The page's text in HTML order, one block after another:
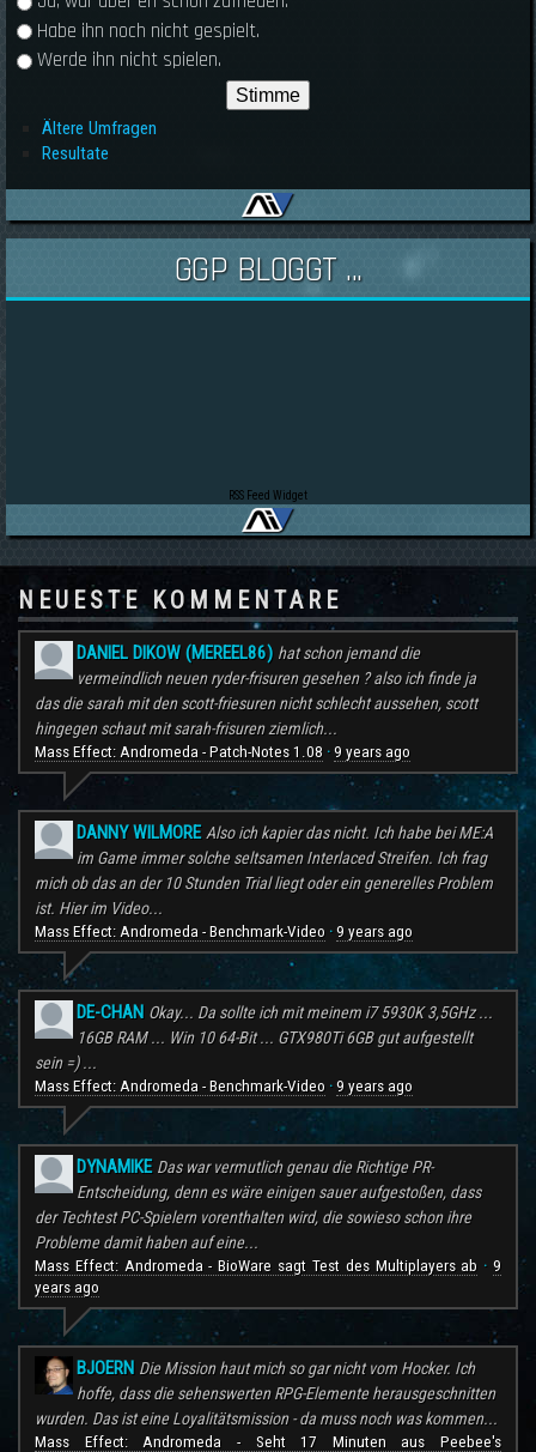
Habe ihn noch nicht gespielt.
Werde ihn nicht spielen.
Ältere Umfragen
Resultate
GGP BLOGGT ...
RSS Feed Widget
NEUESTE KOMMENTARE
DANIEL DIKOW (MEREEL86) hat schon jemand die
vermeindlich neuen ryder-frisuren gesehen ? also ich finde ja
das die sarah mit den scott-friesuren nicht schlecht aussehen, scott
hingegen schaut mit sarah-frisuren ziemlich...
Mass Effect: Andromeda - Patch-Notes 1.08 · 9 years ago
DANNY WILMORE Also ich kapier das nicht. Ich habe bei ME:A
im Game immer solche seltsamen Interlaced Streifen. Ich frag
mich ob das an der 10 Stunden Trial liegt oder ein generelles Problem
ist. Hier im Video...
Mass Effect: Andromeda - Benchmark-Video · 9 years ago
DE-CHAN Okay... Da sollte ich mit meinem i7 5930K 3,5GHz ...
16GB RAM ... Win 10 64-Bit ... GTX980Ti 6GB gut aufgestellt
sein =) ...
Mass Effect: Andromeda - Benchmark-Video · 9 years ago
DYNAMIKE Das war vermutlich genau die Richtige PR-
Entscheidung, denn es wäre einigen sauer aufgestoßen, dass
der Techtest PC-Spielern vorenthalten wird, die sowieso schon ihre
Probleme damit haben auf eine...
Mass Effect: Andromeda - BioWare sagt Test des Multiplayers ab ·9
years ago
BJOERN Die Mission haut mich so gar nicht vom Hocker. Ich
hoffe, dass die sehenswerten RPG-Elemente herausgeschnitten
wurden. Das ist eine Loyalitätsmission - da muss noch was kommen...
Mass Effect: Andromeda - Seht 17 Minuten aus Peebee's